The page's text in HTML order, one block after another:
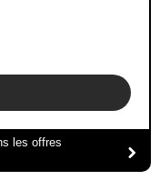
les offres